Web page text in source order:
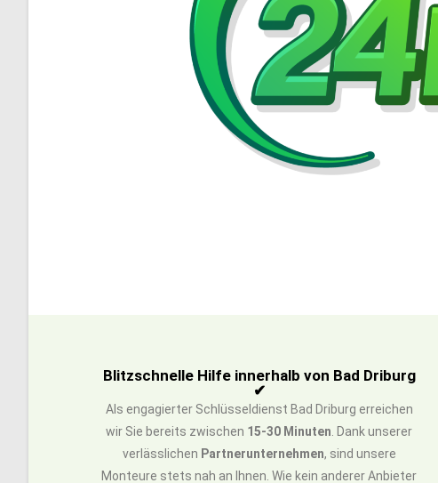
Blitzschnelle Hilfe innerhalb von Bad Driburg
✔
Als engagierter Schlüsseldienst Bad Driburg erreichen
wir Sie bereits zwischen 15-30 Minuten . Dank unserer
verlässlichen Partnerunternehmen, sind unsere
Monteure stets nah an Ihnen. Wie kein anderer Anbieter